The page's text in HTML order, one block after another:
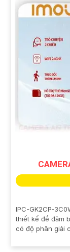
IPC-GK2CP-
thiết kế để đảm
có độ phân giải